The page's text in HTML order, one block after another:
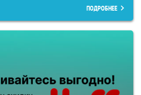
ПОДРОБНЕЕ